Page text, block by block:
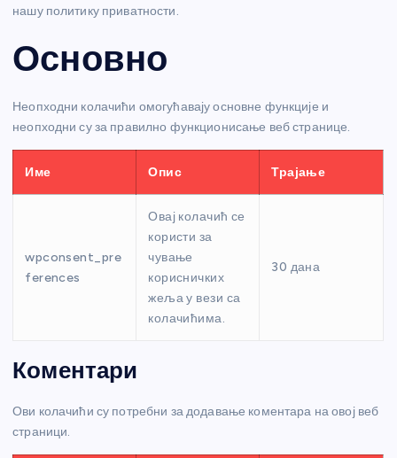
нашу политику приватности.
Основно
Неопходни колачићи омогућавају основне функције и
неопходни су за правилно функционисање веб странице.
Име Опис Трајање
wpconsent_pre
ferences
Овај колачић се
користи за
чување
корисничких
жеља у вези са
колачићима.
30 дана
Коментари
Ови колачићи су потребни за додавање коментара на овој веб
страници.